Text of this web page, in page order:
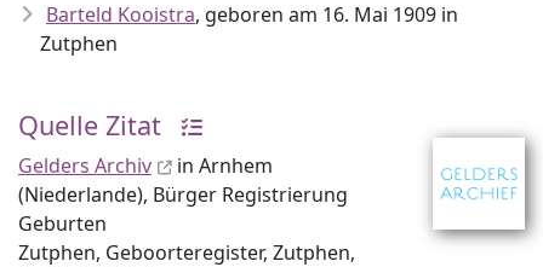
Barteld Kooistra, geboren am 16. Mai 1909 in
Zutphen
Quelle Zitat
Gelders Archiv
in Arnhem
(Niederlande), Bürger Registrierung
Geburten
Zutphen, Geboorteregister, Zutphen,